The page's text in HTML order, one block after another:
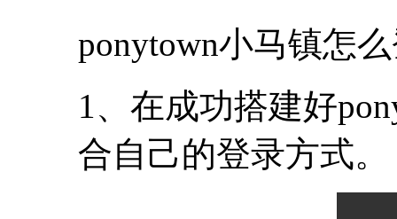
ponytown小马镇怎
1、在成功搭建好
合自己的登录方式。